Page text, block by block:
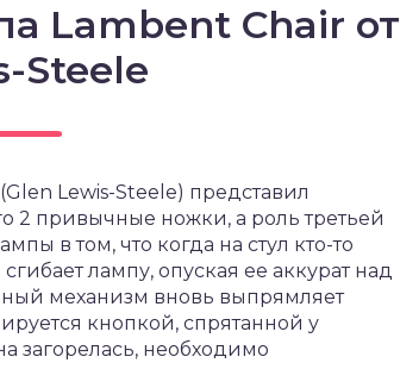
Lambent Chair от
Steele
Lewis-Steele) представил
2 привычные ножки, а роль третьей
в том, что когда на стул кто-то
лампу, опуская ее аккурат над
механизм вновь выпрямляет
кнопкой, спрятанной у
загорелась, необходимо